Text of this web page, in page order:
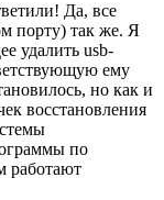
Да, все
порту) так же. Я
удалить usb-
ему
но как и
восстановления
по
работают